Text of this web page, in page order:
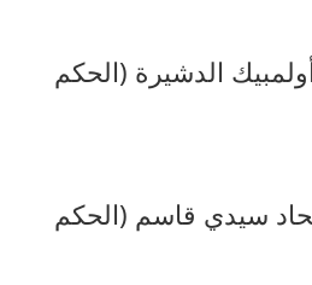
الدشيرة (الحكم
سيدي قاسم (الحكم